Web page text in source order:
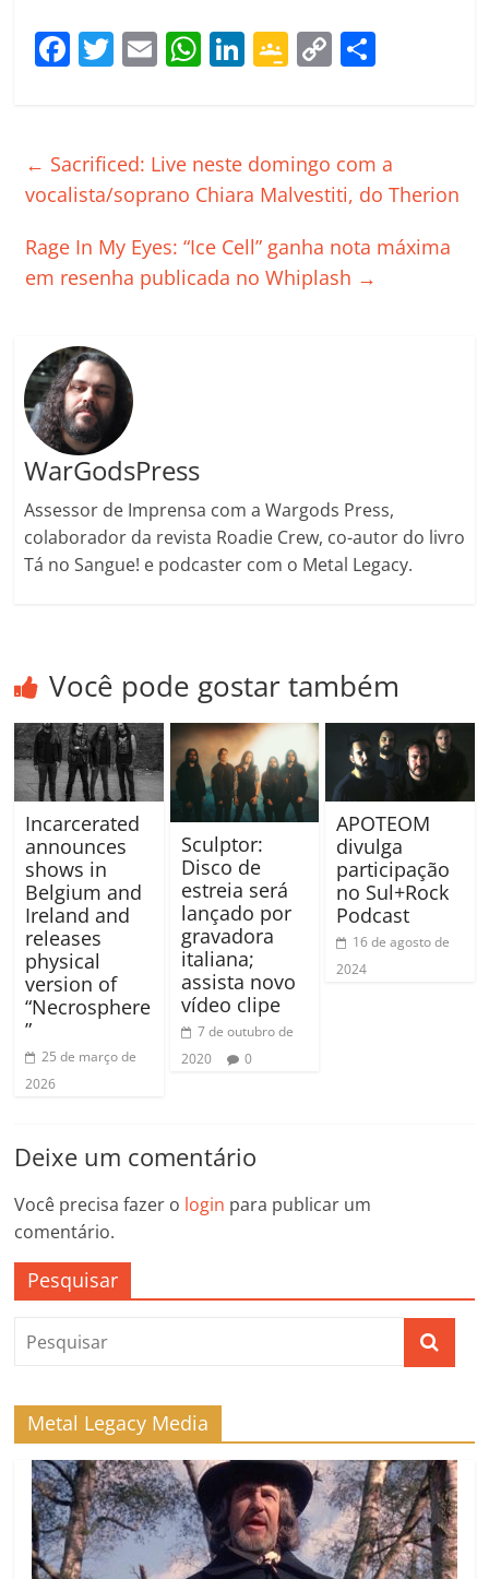
F
e
b
o
k
T
er
E
l
W
s
A
p
Li
e
dI
G
gl
e
a
ss
C
y
Li
k
p
ar
h
← Sacrificed: Live neste domingo com a
vocalista/soprano Chiara Malvestiti, do Therion
Rage In My Eyes: “Ice Cell” ganha nota máxima
em resenha publicada no Whiplash →
WarGodsPress
Assessor de Imprensa com a Wargods Press,
colaborador da revista Roadie Crew, co-autor do livro
Tá no Sangue! e podcaster com o Metal Legacy.
Você pode gostar também
Incarcerated
announces
shows in
Belgium and
Ireland and
releases
physical
version of
“Necrosphere
”
25 de março de
2026
Sculptor:
Disco de
estreia será
lançado por
gravadora
italiana;
assista novo
vídeo clipe
7 de outubro de
2020
0
APOTEOM
divulga
participação
no Sul+Rock
Podcast
16 de agosto de
2024
Deixe um comentário
Você precisa fazer o login para publicar um
comentário.
Pesquisar
Metal Legacy Media